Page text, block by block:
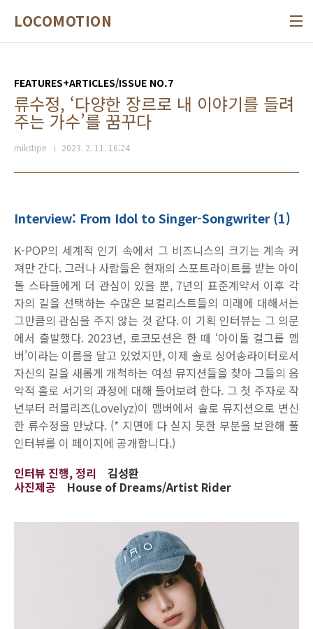
LOCOMOTION
FEATURES+ARTICLES/ISSUE NO.7
류수정, ‘다양한 장르로 내 이야기를 들려
주는 가수’를 꿈꾸다
mikstipe 2023. 2. 11. 16:24
Interview: From Idol to Singer-Songwriter (1)
K-POP의 세계적 인기 속에서 그 비즈니스의 크기는 계속 커
져만 간다. 그러나 사람들은 현재의 스포트라이트를 받는 아이
돌 스타들에게 더 관심이 있을 뿐, 7년의 표준계약서 이후 각
자의 길을 선택하는 수많은 보컬리스트들의 미래에 대해서는
그만큼의 관심을 주지 않는 것 같다. 이 기획 인터뷰는 그 의문
에서 출발했다. 2023년, 로코모션은 한 때 ‘아이돌 걸그룹 멤
버’이라는 이름을 달고 있었지만, 이제 솔로 싱어송라이터로서
자신의 길을 새롭게 개척하는 여성 뮤지션들을 찾아 그들의 음
악적 홀로 서기의 과정에 대해 들어보려 한다. 그 첫 주자로 작
년부터 러블리즈(Lovelyz)이 멤버에서 솔로 뮤지션으로 변신
한 류수정을 만났다. (* 지면에 다 싣지 못한 부분을 보완해 풀
인터뷰를 이 페이지에 공개합니다.)
인터뷰 진행, 정리 김성환
사진제공
House of Dreams/Artist Rider